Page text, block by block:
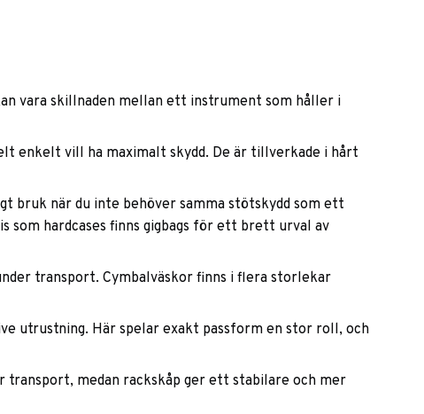
vara skillnaden mellan ett instrument som håller i
enkelt vill ha maximalt skydd. De är tillverkade i hårt
bruk när du inte behöver samma stötskydd som ett
som hardcases finns gigbags för ett brett urval av
transport. Cymbalväskor finns i flera storlekar
utrustning. Här spelar exakt passform en stor roll, och
medan rackskåp ger ett stabilare och mer